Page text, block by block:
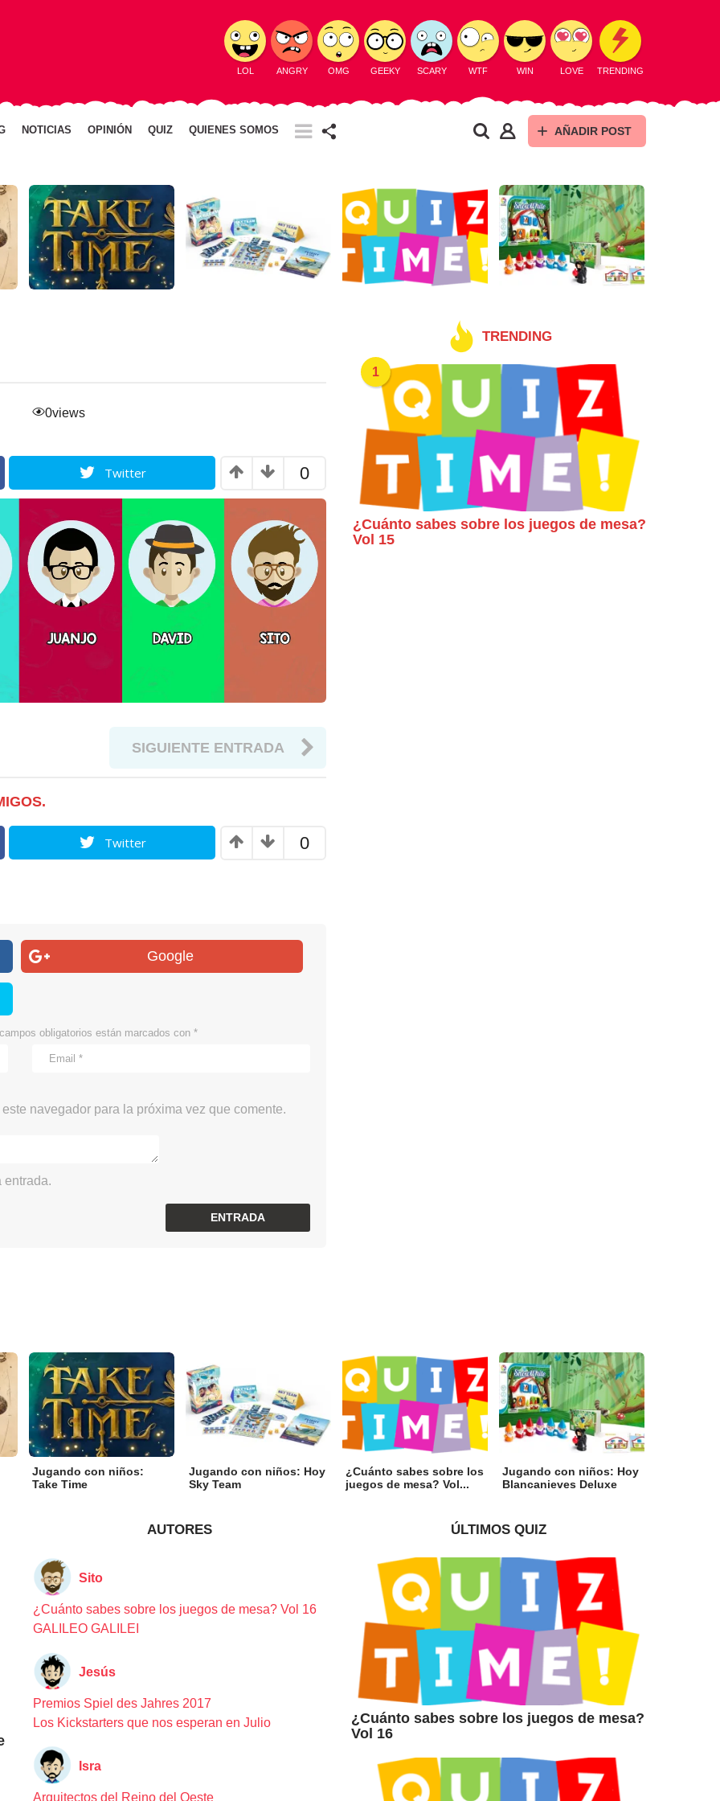
LOL ANGRY OMG GEEKY SCARY WTF WIN LOVE TRENDING
AÑADIR POST
NOTICIAS OPINIÓN QUIZ QUIENES SOMOS
0views
0
Twitter
SIGUIENTE ENTRADA
0
Twitter
Google
obligatorios están marcados con *
navegador para la próxima vez que comente.
entrada.
TRENDING
1
¿Cuánto sabes sobre los juegos de mesa?
Vol 15
Jugando con niños:
Take Time
Jugando con niños: Hoy
Sky Team
¿Cuánto sabes sobre los
juegos de mesa? Vol...
Jugando con niños: Hoy
Blancanieves Deluxe
AUTORES
Sito
¿Cuánto sabes sobre los juegos de mesa? Vol 16
GALILEO GALILEI
Jesús
Premios Spiel des Jahres 2017
Los Kickstarters que nos esperan en Julio
Isra
Arquitectos del Reino del Oeste
ÚLTIMOS QUIZ
¿Cuánto sabes sobre los juegos de mesa?
Vol 16